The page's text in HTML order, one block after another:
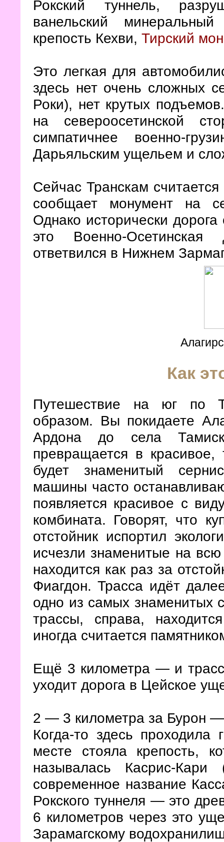
Рокский туннель,
ванельский
крепость Кехви, Тирский
Это легкая для
здесь нет очень сложных
Роки), нет крутых
на североосетинской
симпатичнее военно-
Дарьяльским ущельем и
Сейчас Транскам
сообщает монумент на
Однако исторически
это Военно-Осетинская
ответвился в Нижнем
Как
Путешествие на юг по
образом. Вы покидаете
Ардона до села
превращается в
будет знаменитый
машины часто
появляется красивое с
комбината. Говорят, что
отстойник испортил
исчезли знаменитые на
находится как раз за
Фиагдон. Трасса идёт
одно из самых знаменитых
трассы, справа,
иногда считается
Ещё 3 километра — и
уходит дорога в Цейское
2 — 3 километра за Бурон —
Когда-то здесь проходила
месте стояла крепость,
называлась Касрис-
современное название
Рокского туннеля — это
6 километров через это
Зарамагскому